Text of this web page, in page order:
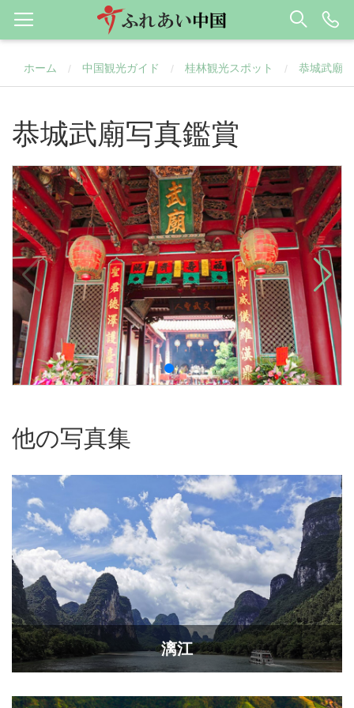
ホーム / 中国観光ガイド / 桂林観光スポット / 恭城武廟
恭城武廟写真鑑賞
他の写真集
漓江